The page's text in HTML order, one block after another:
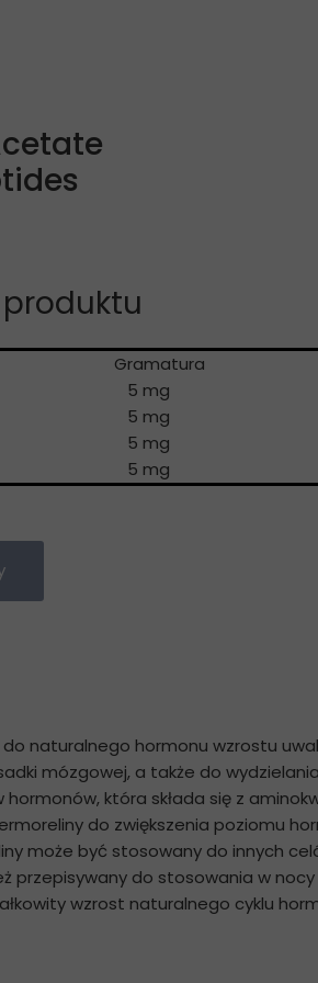
5 mg
5 mg
5 mg
5 mg
naturalnego hormonu wzrostu
mózgowej, a także do
która składa się z
do zwiększenia poziomu
może być stosowany do innych
przepisywany do stosowania w
wzrost naturalnego cyklu